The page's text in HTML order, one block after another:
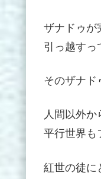
ザナドゥが
引っ越すっ
そのザナド
人間以外
平行世界も
紅世の徒に